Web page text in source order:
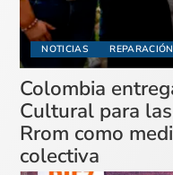
NOTICIAS
Colombia
Cultural para
Rrom como
colectiva